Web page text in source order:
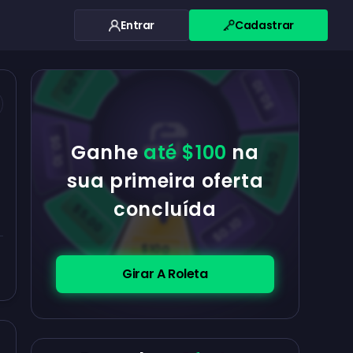
Entrar Cadastrar
Ganhe até $100 na
sua primeira oferta
concluída
Girar A Roleta
$100
$5.00
$5.00
$0.10 $5.00
$5.00